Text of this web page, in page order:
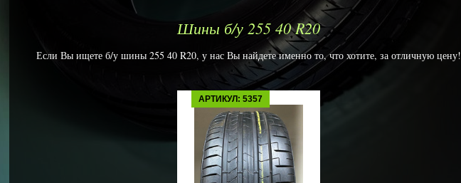
Шины б/у 255 40 R20
Если Вы ищете б/у шины 255 40 R20, у нас Вы найдете именно то, что хотите, за отличную цену!
АРТИКУЛ: 5357